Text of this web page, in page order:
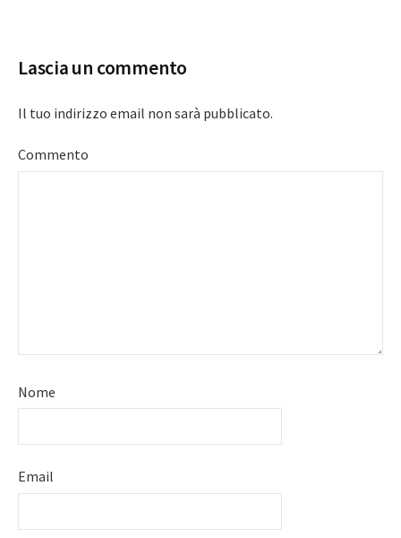
Lascia un commento
Il tuo indirizzo email non sarà pubblicato.
Commento
Nome
Email